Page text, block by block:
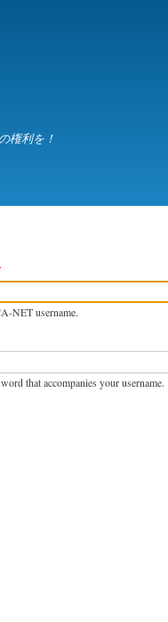
権利を！
NET username.
that accompanies your username.